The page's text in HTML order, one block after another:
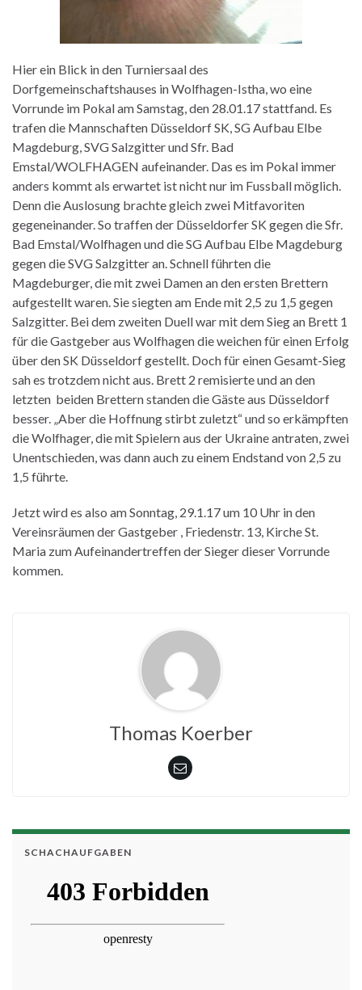
Hier ein Blick in den Turniersaal des
Dorfgemeinschaftshauses in Wolfhagen-Istha, wo eine
Vorrunde im Pokal am Samstag, den 28.01.17 stattfand. Es
trafen die Mannschaften Düsseldorf SK, SG Aufbau Elbe
Magdeburg, SVG Salzgitter und Sfr. Bad
Emstal/WOLFHAGEN aufeinander. Das es im Pokal immer
anders kommt als erwartet ist nicht nur im Fussball möglich.
Denn die Auslosung brachte gleich zwei Mitfavoriten
gegeneinander. So traffen der Düsseldorfer SK gegen die Sfr.
Bad Emstal/Wolfhagen und die SG Aufbau Elbe Magdeburg
gegen die SVG Salzgitter an. Schnell führten die
Magdeburger, die mit zwei Damen an den ersten Brettern
aufgestellt waren. Sie siegten am Ende mit 2,5 zu 1,5 gegen
Salzgitter. Bei dem zweiten Duell war mit dem Sieg an Brett 1
für die Gastgeber aus Wolfhagen die weichen für einen Erfolg
über den SK Düsseldorf gestellt. Doch für einen Gesamt-Sieg
sah es trotzdem nicht aus. Brett 2 remisierte und an den
letzten beiden Brettern standen die Gäste aus Düsseldorf
besser. „Aber die Hoffnung stirbt zuletzt“ und so erkämpften
die Wolfhager, die mit Spielern aus der Ukraine antraten, zwei
Unentschieden, was dann auch zu einem Endstand von 2,5 zu
1,5 führte.
Jetzt wird es also am Sonntag, 29.1.17 um 10 Uhr in den
Vereinsräumen der Gastgeber , Friedenstr. 13, Kirche St.
Maria zum Aufeinandertreffen der Sieger dieser Vorrunde
kommen.
Thomas Koerber
SCHACHAUFGABEN